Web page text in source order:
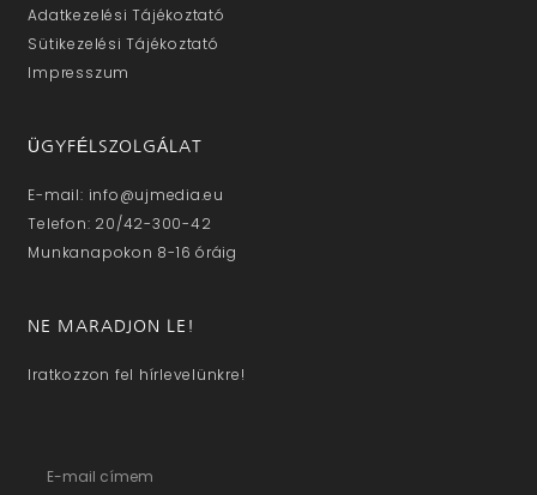
Adatkezelési Tájékoztató
Sütikezelési Tájékoztató
Impresszum
ÜGYFÉLSZOLGÁLAT
E-mail: info@ujmedia.eu
Telefon: 20/42-300-42
Munkanapokon 8-16 óráig
NE MARADJON LE!
Iratkozzon fel hírlevelünkre!